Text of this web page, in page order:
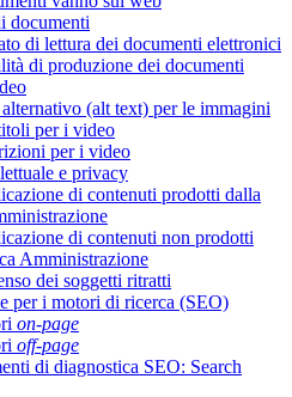
documenti
di lettura dei documenti elettronici
di produzione dei documenti
(alt text) per le immagini
per i video
per i video
e privacy
di contenuti prodotti dalla
di contenuti non prodotti
Amministrazione
dei soggetti ritratti
per i motori di ricerca (SEO)
on-page
off-page
di diagnostica SEO: Search